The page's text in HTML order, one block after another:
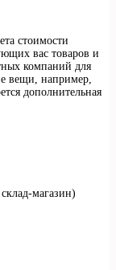
стоимости
вас товаров и
компаний для
вещи, например,
дополнительная
магазин)